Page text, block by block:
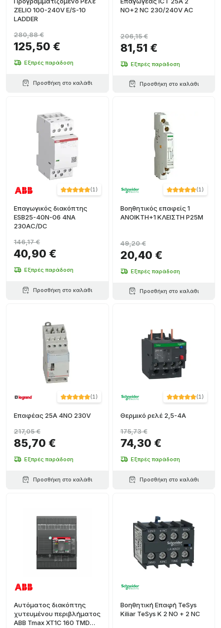
ZELIO 100-240V E/S-10
LADDER
125,50 €
280,88 €
Εξπρές παράδοση
Προσθήκη στο καλάθι
NO+2 NC 230/240V AC
81,51 €
206,15 €
Εξπρές παράδοση
Προσθήκη στο καλάθι
(1)
Επαγωγικός διακόπτης
ESB25-40N-06 4NA
230AC/DC
40,90 €
146,17 €
Εξπρές παράδοση
Προσθήκη στο καλάθι
(1)
Βοηθητικός επαφείς 1
ΑΝΟΙΚΤΗ+1 ΚΛΕΙΣΤΗ P25M
20,40 €
49,20 €
Εξπρές παράδοση
Προσθήκη στο καλάθι
(1)
Επαφέας 25A 4NO 230V
85,70 €
217,05 €
Εξπρές παράδοση
Προσθήκη στο καλάθι
(1)
Θερμικό ρελέ 2,5-4A
74,30 €
175,73 €
Εξπρές παράδοση
Προσθήκη στο καλάθι
Αυτόματος διακόπτης
χυτευμένου περιβλήματος
ABB Tmax XT1C 160 TMD
Βοηθητική Επαφή TeSys
Kiliar TeSys K 2 NO + 2 NC